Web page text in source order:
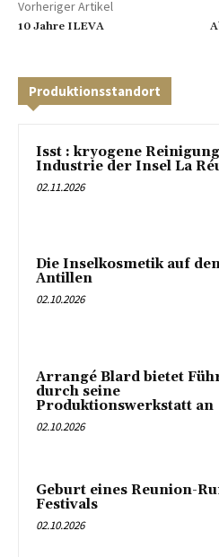
Vorheriger Artikel
10 Jahre ILEVA
Produktionsstandort
Isst : kryogene
Industrie der Insel La
02.11.2026
Die Inselkosmetik auf
Antillen
02.10.2026
Arrangé Blard bietet
durch seine
Produktionswerkstatt an
02.10.2026
Geburt eines Reunion-
Festivals
02.10.2026